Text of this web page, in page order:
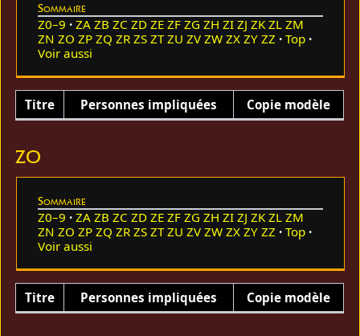
Sommaire
Z0–9 ZA ZB ZC ZD ZE ZF ZG ZH ZI ZJ ZK ZL ZM
ZN ZO ZP ZQ ZR ZS ZT ZU ZV ZW ZX ZY ZZ
Top
Voir aussi
Titre Personnes impliquées Copie modèle
ZO
Sommaire
Z0–9 ZA ZB ZC ZD ZE ZF ZG ZH ZI ZJ ZK ZL ZM
ZN ZO ZP ZQ ZR ZS ZT ZU ZV ZW ZX ZY ZZ
Top
Voir aussi
Titre Personnes impliquées Copie modèle